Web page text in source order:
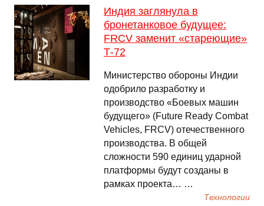
Индия заглянула в
бронетанковое будущее:
FRCV заменит «стареющие»
Т-72
Министерство обороны Индии
одобрило разработку и
производство «Боевых машин
будущего» (Future Ready Combat
Vehicles, FRCV) отечественного
производства. В общей
сложности 590 единиц ударной
платформы будут созданы в
рамках проекта… …
Технологии